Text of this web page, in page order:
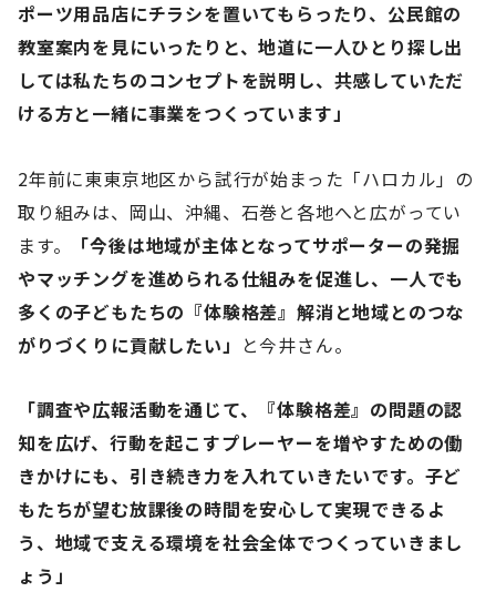
ポーツ用品店にチラシを置いてもらったり、公民館の
教室案内を見にいったりと、地道に一人ひとり探し出
しては私たちのコンセプトを説明し、共感していただ
ける方と一緒に事業をつくっています」
2年前に東東京地区から試行が始まった「ハロカル」の
取り組みは、岡山、沖縄、石巻と各地へと広がってい
ます。
「今後は地域が主体となってサポーターの発掘
やマッチングを進められる仕組みを促進し、一人でも
多くの子どもたちの『体験格差』解消と地域とのつな
がりづくりに貢献したい」 と今井さん。
「調査や広報活動を通じて、『体験格差』の問題の認
知を広げ、行動を起こすプレーヤーを増やすための働
きかけにも、引き続き力を入れていきたいです。子ど
もたちが望む放課後の時間を安心して実現できるよ
う、地域で支える環境を社会全体でつくっていきまし
ょう」